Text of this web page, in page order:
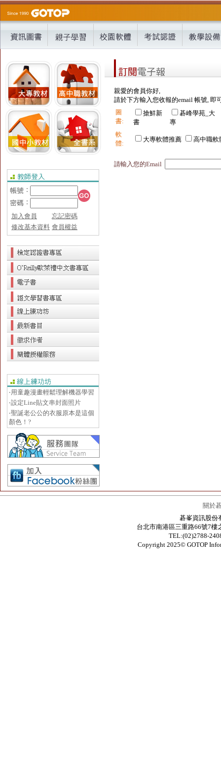
加入會員
忘記密碼
修改基本資料 會員權益
‧用童趣漫畫輕鬆理解機器學習
‧設定Line貼文串封面照片
‧聖誕老公公的衣服原本是這個
顏色！?
親愛的會員你好,
請於下方輸入您收報的email 帳號, 即
圖
書:
搶鮮新
書
碁峰學苑_大
專
軟
體:
大專軟體推薦 高中職軟
請輸入您的Email
關於
碁峯資訊股份
台北市南港區三重路66號7樓
TEL:(02)2788-
Copyright 2025© GOTOP